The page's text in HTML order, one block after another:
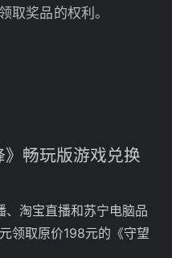
取奖品的权利。
畅玩版游戏兑换
淘宝直播和苏宁电脑品
领取原价198元的《守望